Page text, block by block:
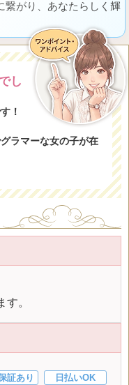
繋がり、あなたらしく輝
し
！
ラマーな女の子が在
。
証あり
日払いOK